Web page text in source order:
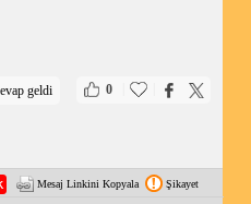
0
geldi
Mesaj Linkini Kopyala Şikayet